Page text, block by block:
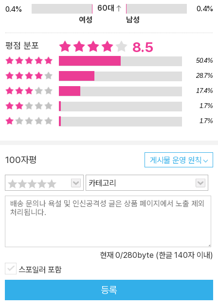
진다. 곤에게 새로운 이름과 삶을 건네준 강하는 곤이 언젠가 떠나버
릴지도 모른다는 막연한 두려움과 질투로 그를 염려하면서도 겉으로
는 거칠게 대한다. 아들 강하를 버리고 떠난 뒤 마약에 찌들어 십수 년
만에 돌아온 이녕은 곤에게서 그리움과 위로를 느낀다. 삶에 지칠 대
로 지친 해류는 곤의 도움으로 목숨을 건진 뒤, 신비감과 경이로움에
이끌려 그의 비밀을 뒤쫓는다. 비록 세상으로부터 버림받고 상처받을
지라도, 우리는 모두 한때 자신의 바다를 자유롭게 헤엄치던, 눈부시
게 살아 숨 쉬는 존재들이었음을. 그 상처가 결국 우리를 숨 쉬게 하는
아가미가 되어, 바닥없는 물일지라도, 생을 향한 강렬한 몸부림으로
열심히 두 팔을 휘저어 나가는 존재들임을. 『아가미』는 그렇게 우리
0.4%
60대
0.4%
여성
남성
평점 분포 8.5
50.4%
28.7%
17.4%
1.7%
1.7%
100자평 게시물 운영 원칙
카테고리
현재 0/280byte (한글 140자 이내)
스포일러 포함
등록